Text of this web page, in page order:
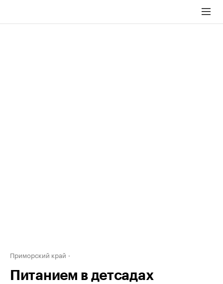
Приморский край
Питанием в детсадах